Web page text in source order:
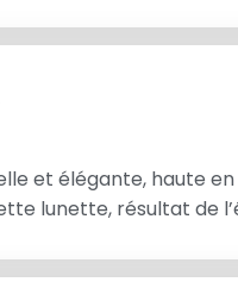
et élégante, haute
lunette, résultat de